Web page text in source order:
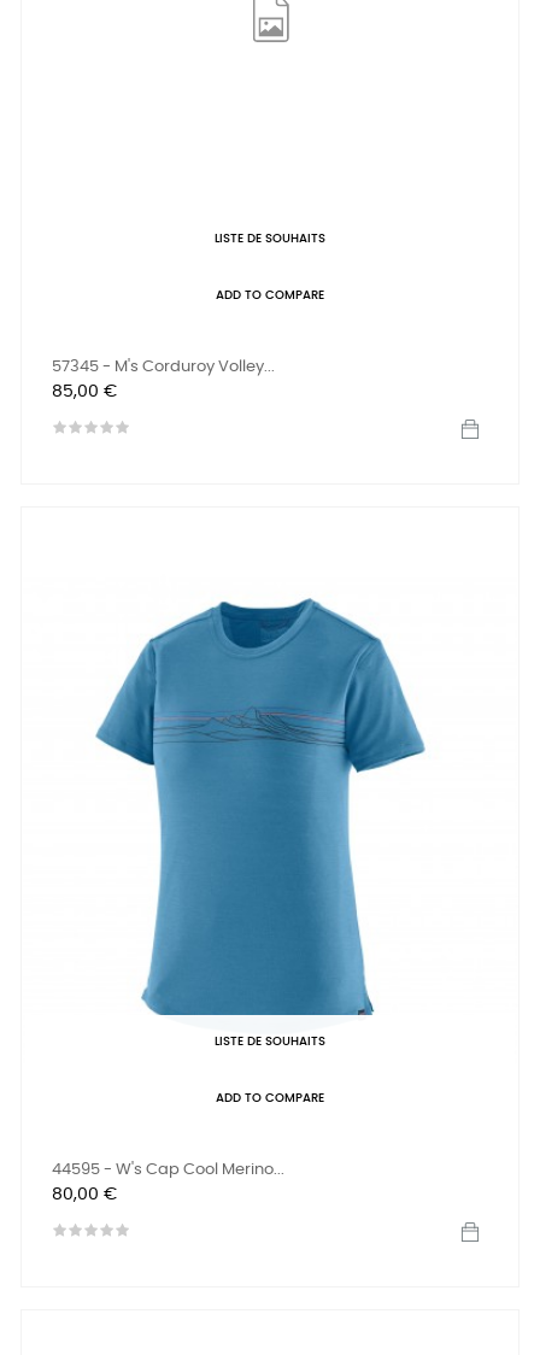
LISTE DE SOUHAITS
ADD TO COMPARE
57345 - M's Corduroy Volley...
Prix
85,00 €
LISTE DE SOUHAITS
ADD TO COMPARE
44595 - W's Cap Cool Merino...
Prix
80,00 €